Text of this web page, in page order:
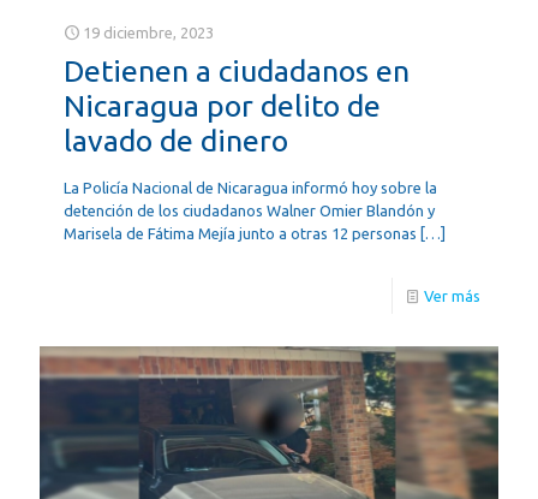
19 diciembre, 2023
Detienen a ciudadanos en
Nicaragua por delito de
lavado de dinero
La Policía Nacional de Nicaragua informó hoy sobre la
detención de los ciudadanos Walner Omier Blandón y
Marisela de Fátima Mejía junto a otras 12 personas […]
Ver más